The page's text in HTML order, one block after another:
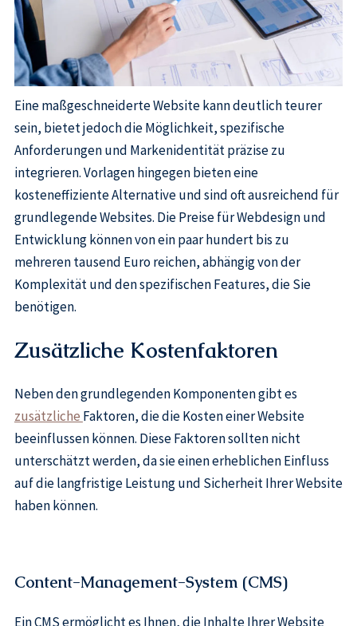
Eine maßgeschneiderte Website kann deutlich teurer
sein, bietet jedoch die Möglichkeit, spezifische
Anforderungen und Markenidentität präzise zu
integrieren. Vorlagen hingegen bieten eine
kosteneffiziente Alternative und sind oft ausreichend für
grundlegende Websites. Die Preise für Webdesign und
Entwicklung können von ein paar hundert bis zu
mehreren tausend Euro reichen, abhängig von der
Komplexität und den spezifischen Features, die Sie
benötigen.
Zusätzliche Kostenfaktoren
Neben den grundlegenden Komponenten gibt es
zusätzliche Faktoren, die die Kosten einer Website
beeinflussen können. Diese Faktoren sollten nicht
unterschätzt werden, da sie einen erheblichen Einfluss
auf die langfristige Leistung und Sicherheit Ihrer Website
haben können.
Content-Management-System (CMS)
Ein CMS ermöglicht es Ihnen, die Inhalte Ihrer Website